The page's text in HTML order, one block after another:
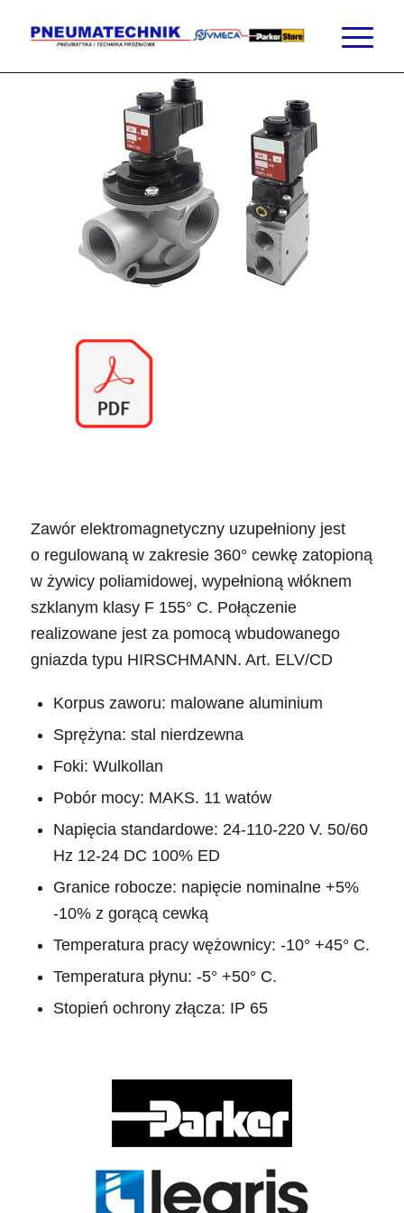
Zawór elektromagnetyczny uzupełniony jest
o regulowaną w zakresie 360° cewkę zatopioną
w żywicy poliamidowej, wypełnioną włóknem
szklanym klasy F 155° C. Połączenie
realizowane jest za pomocą wbudowanego
gniazda typu HIRSCHMANN. Art. ELV/CD
Korpus zaworu: malowane aluminium
Sprężyna: stal nierdzewna
Foki: Wulkollan
Pobór mocy: MAKS. 11 watów
Napięcia standardowe: 24-110-220 V. 50/60
Hz 12-24 DC 100% ED
Granice robocze: napięcie nominalne +5%
-10% z gorącą cewką
Temperatura pracy wężownicy: -10° +45° C.
Temperatura płynu: -5° +50° C.
Stopień ochrony złącza: IP 65